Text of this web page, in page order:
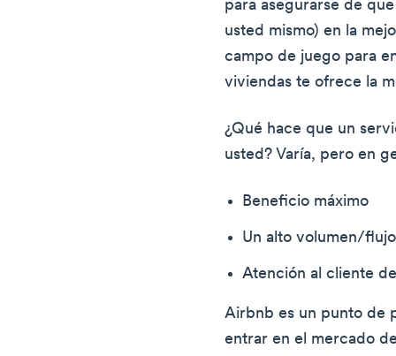
para asegurarse de
usted mismo) en la
campo de juego para
viviendas te ofrece la
¿Qué hace que un
usted? Varía, pero en
Beneficio máximo
Un alto volumen/
Atención al cliente
Airbnb es un punto de
entrar en el mercado